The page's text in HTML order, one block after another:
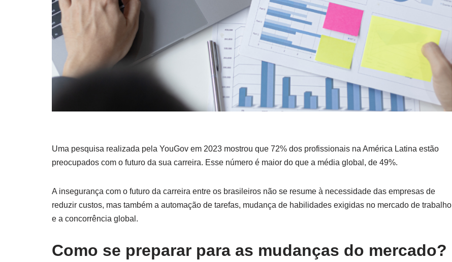
Uma pesquisa realizada pela YouGov em 2023 mostrou que 72% dos profissionais na América Latina estão
preocupados com o futuro da sua carreira. Esse número é maior do que a média global, de 49%.
A insegurança com o futuro da carreira entre os brasileiros não se resume à necessidade das empresas de
reduzir custos, mas também a automação de tarefas, mudança de habilidades exigidas no mercado de trabalho
e a concorrência global.
Como se preparar para as mudanças do mercado?